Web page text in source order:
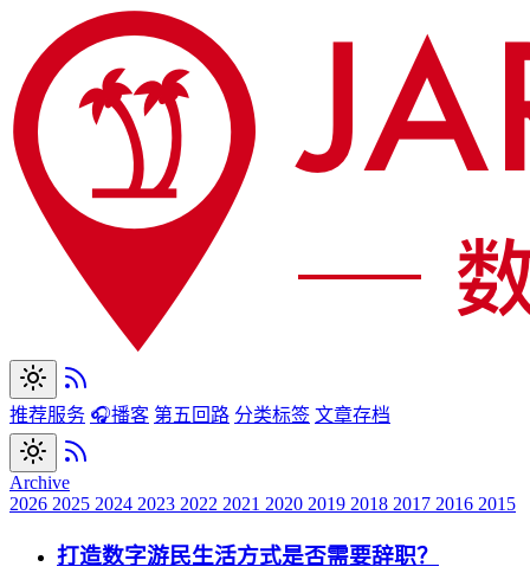
推荐服务 🎧播客 第五回路 分类标签 文章存档
Archive
2026 2025 2024 2023 2022 2021 2020 2019 2018 2017 2016 2015
打造数字游民生活方式是否需要辞职？